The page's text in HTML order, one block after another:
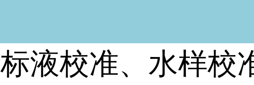
标液校准、水样校